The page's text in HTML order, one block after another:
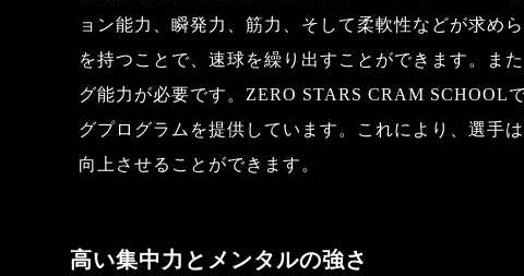
ョン能力、瞬発力、筋力、そして柔軟性などが求め
を持つことで、速球を繰り出すことができます。ま
グ能力が必要です。ZERO STARS CRAM SCHOOL
グプログラムを提供しています。これにより、選手
向上させることができます。
高い集中力とメンタルの強さ